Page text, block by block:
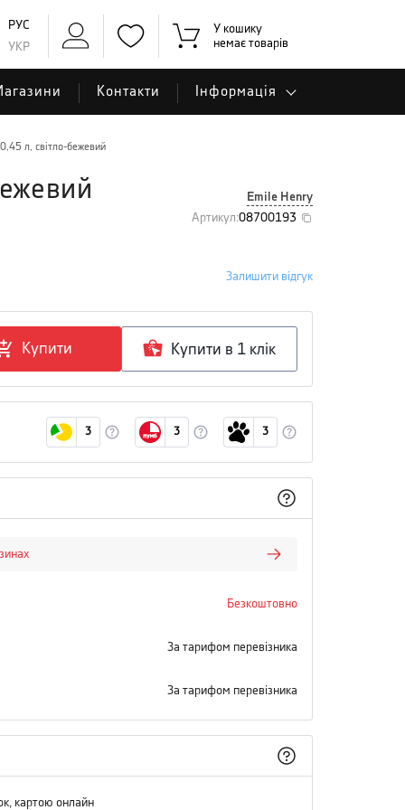
РУС
УКР
У кошику
немає товарів
Контакти Інформація
л, світло-бежевий
Emile Henry
Артикул:08700193
Залишити відгук
Купити Купити в 1 клiк
3 3 3
Безкоштовно
За тарифом перевізника
За тарифом перевізника
картою онлайн